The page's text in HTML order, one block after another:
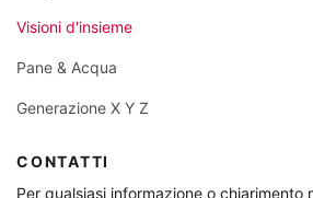
Visioni d'insieme
Pane & Acqua
Generazione X Y Z
CONTATTI
Per qualsiasi informazione o chiarimento